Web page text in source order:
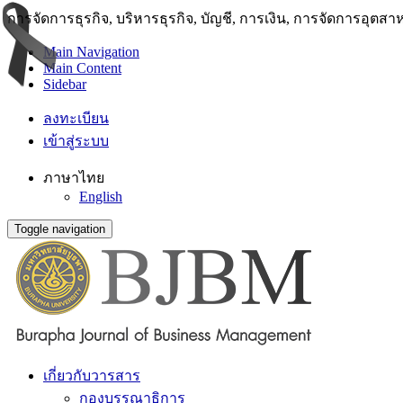
การจัดการธุรกิจ, บริหารธุรกิจ, บัญชี, การเงิน, การจัดการอุตสา
Main Navigation
Main Content
Sidebar
ลงทะเบียน
เข้าสู่ระบบ
ภาษาไทย
English
Toggle navigation
เกี่ยวกับวารสาร
กองบรรณาธิการ